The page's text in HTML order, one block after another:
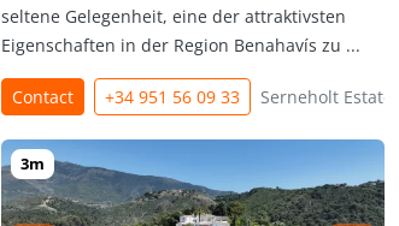
seltene Gelegenheit, eine der attraktivsten
Eigenschaften in der Region Benahavís zu ...
Contact +34 951 56 09 33 Serneholt Estate